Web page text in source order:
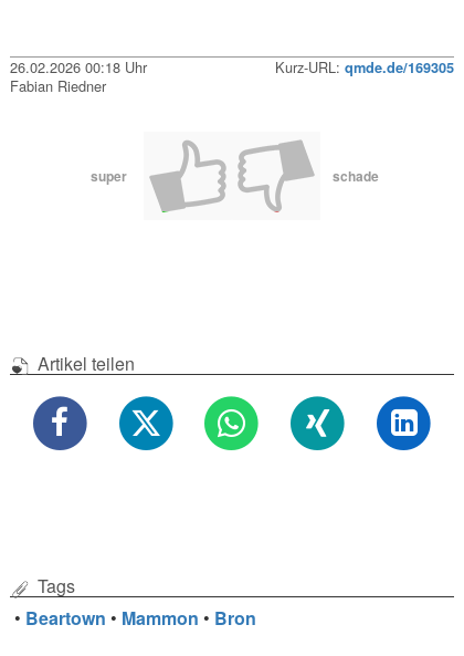
26.02.2026 00:18 Uhr Kurz-URL: qmde.de/169305
Fabian Riedner
super schade
Artikel teilen
Tags
• Beartown • Mammon • Bron